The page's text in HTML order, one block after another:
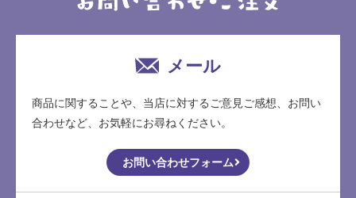
メール
商品に関することや、当店に対するご意見ご感想、お問い
合わせなど、お気軽にお尋ねください。
お問い合わせフォーム